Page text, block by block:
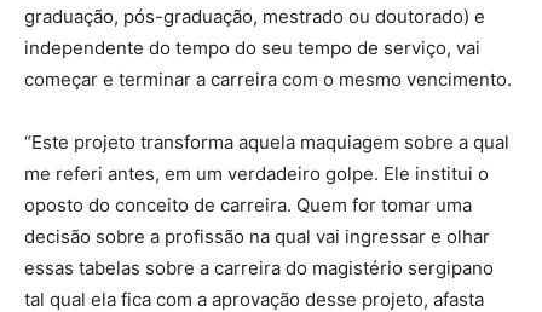
graduação, pós-graduação, mestrado ou doutorado) e
independente do tempo do seu tempo de serviço, vai
começar e terminar a carreira com o mesmo vencimento.
“Este projeto transforma aquela maquiagem sobre a qual
me referi antes, em um verdadeiro golpe. Ele institui o
oposto do conceito de carreira. Quem for tomar uma
decisão sobre a profissão na qual vai ingressar e olhar
essas tabelas sobre a carreira do magistério sergipano
tal qual ela fica com a aprovação desse projeto, afasta